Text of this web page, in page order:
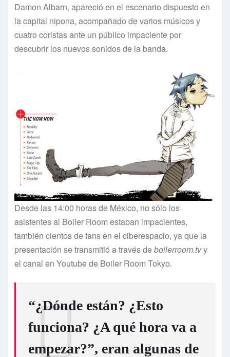
Damon Albarn, apareció en el escenario dispuesto en
la capital nipona, acompañado de varios músicos y
cuatro coristas ante un público impaciente por
descubrir los nuevos sonidos de la banda.
Desde las 14:00 horas de México, no sólo los
asistentes al Boiler Room estaban impacientes,
también cientos de fans en el ciberespacio, ya que la
presentación se transmitió a través deboilerroom.tvy
el canal en Youtube de Boiler Room Tokyo.
“¿Dónde están? ¿Esto
funciona? ¿A qué hora va a
empezar?”, eran algunas de